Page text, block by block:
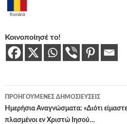
Română
Κοινοποίησέ το!
Πλοήγηση
άρθρων
ΠΡΟΗΓΟΎΜΕΝΕΣ ΔΗΜΟΣΙΕΎΣΕΙΣ
Ημερήσια Αναγνώσματα: «Διότι
πλασμένοι εν Χριστώ Ιησού…